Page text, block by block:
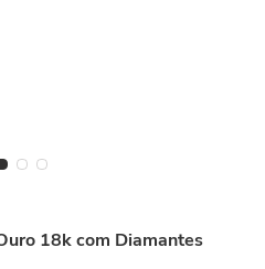
18k com Diamantes